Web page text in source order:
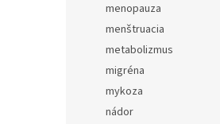
menopauza
menštruacia
metabolizmus
migréna
mykoza
nádor